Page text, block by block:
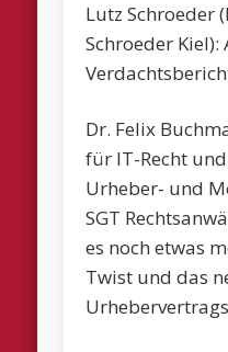
Lutz Schroeder
Schroeder
Dr. Felix
für IT-Recht
Urheber- und
SGT
es noch etwas
Twist und das